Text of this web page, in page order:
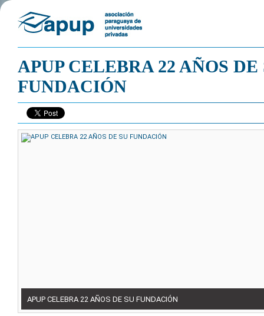
APUP CELEBRA 22 AÑOS DE
FUNDACIÓN
APUP CELEBRA 22 AÑOS DE SU FUNDACIÓN